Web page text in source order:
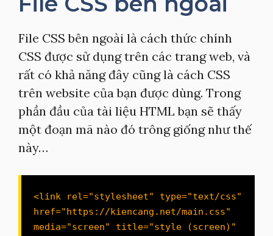
File CSS bên ngoài là cách thức chính
CSS được sử dụng trên các trang web, và
rất có khả năng đây cũng là cách CSS
trên website của bạn được dùng. Trong
phần đầu của tài liệu HTML bạn sẽ thấy
một đoạn mã nào đó trông giống như thế
này…
<link rel="stylesheet" type="text/css"
href="https://kiencang.net/main.css"
media="screen" title="style (screen)"